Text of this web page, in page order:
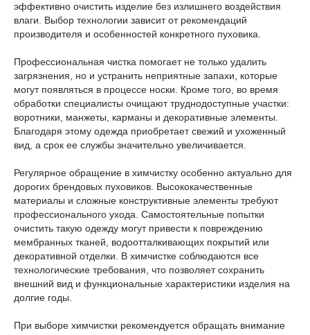
эффективно очистить изделие без излишнего воздействия
влаги. Выбор технологии зависит от рекомендаций
производителя и особенностей конкретного пуховика.
Профессиональная чистка помогает не только удалить
загрязнения, но и устранить неприятные запахи, которые
могут появляться в процессе носки. Кроме того, во время
обработки специалисты очищают труднодоступные участки:
воротники, манжеты, карманы и декоративные элементы.
Благодаря этому одежда приобретает свежий и ухоженный
вид, а срок ее службы значительно увеличивается.
Регулярное обращение в химчистку особенно актуально для
дорогих брендовых пуховиков. Высококачественные
материалы и сложные конструктивные элементы требуют
профессионального ухода. Самостоятельные попытки
очистить такую одежду могут привести к повреждению
мембранных тканей, водоотталкивающих покрытий или
декоративной отделки. В химчистке соблюдаются все
технологические требования, что позволяет сохранить
внешний вид и функциональные характеристики изделия на
долгие годы.
При выборе химчистки рекомендуется обращать внимание